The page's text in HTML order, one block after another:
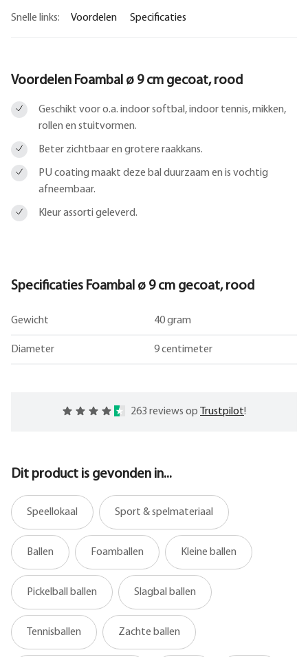
Snelle links: Voordelen Specificaties
Voordelen Foambal ø 9 cm gecoat, rood
Geschikt voor o.a. indoor softbal, indoor tennis, mikken,
rollen en stuitvormen.
Beter zichtbaar en grotere raakkans.
PU coating maakt deze bal duurzaam en is vochtig
afneembaar.
Kleur assorti geleverd.
Specificaties Foambal ø 9 cm gecoat, rood
Gewicht 40 gram
Diameter 9 centimeter
263 reviews op Trustpilot!
Dit product is gevonden in...
Speellokaal Sport & spelmateriaal
Ballen Foamballen Kleine ballen
Pickelball ballen Slagbal ballen
Tennisballen Zachte ballen